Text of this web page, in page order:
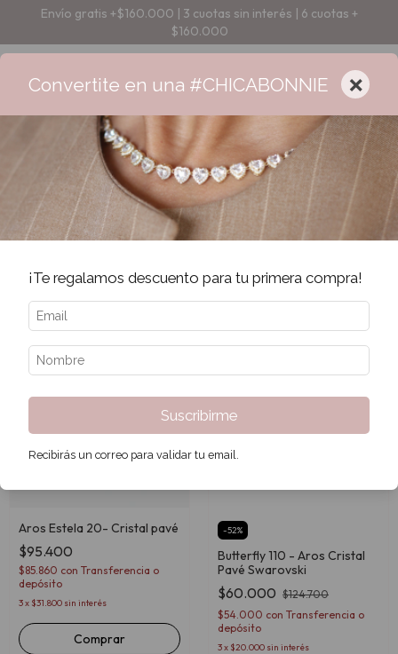
Envío gratis +$160.000 | 3 cuotas sin interés | 6 cuotas +
$160.000
Inicio PRODUCTOS / Aros / Varios
Varios
Aros Estela 20- Cristal pavé
$95.400
$85.860 con Transferencia o
depósito
3x $31.800 sin interés
Comprar
-52%
Butterfly 110 - Aros Cristal
Pavé Swarovski
$60.000 $124.700
$54.000 con Transferencia o
depósito
3x $20.000 sin interés
Convertite en una #CHICABONNIE ×
¡Te regalamos descuento para tu primera compra!
Suscribirme
Recibirás un correo para validar tu email.